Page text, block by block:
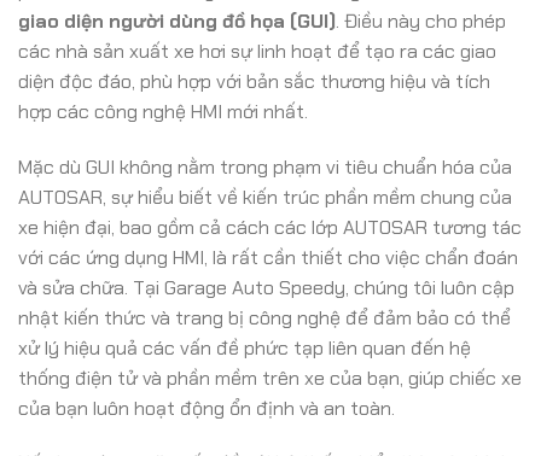
giao diện người dùng đồ họa (GUI). Điều này cho phép
các nhà sản xuất xe hơi sự linh hoạt để tạo ra các giao
diện độc đáo, phù hợp với bản sắc thương hiệu và tích
hợp các công nghệ HMI mới nhất.
Mặc dù GUI không nằm trong phạm vi tiêu chuẩn hóa của
AUTOSAR, sự hiểu biết về kiến trúc phần mềm chung của
xe hiện đại, bao gồm cả cách các lớp AUTOSAR tương tác
với các ứng dụng HMI, là rất cần thiết cho việc chẩn đoán
và sửa chữa. Tại Garage Auto Speedy, chúng tôi luôn cập
nhật kiến thức và trang bị công nghệ để đảm bảo có thể
xử lý hiệu quả các vấn đề phức tạp liên quan đến hệ
thống điện tử và phần mềm trên xe của bạn, giúp chiếc xe
của bạn luôn hoạt động ổn định và an toàn.